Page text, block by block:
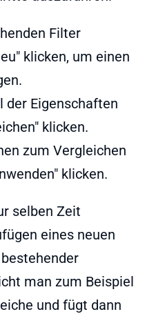
Filter
klicken, um einen
der Eigenschaften
klicken.
zum Vergleichen
klicken.
selben Zeit
eines neuen
man zum Beispiel
und fügt dann